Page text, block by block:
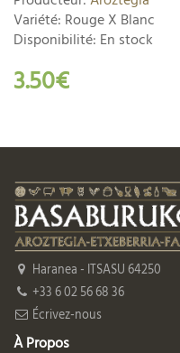
Variété: Rouge X Blanc
Disponibilité: En stock
3.50€
Haranea - ITSASU 64250
+33 6 02 56 68 36
Écrivez-nous
À Propos